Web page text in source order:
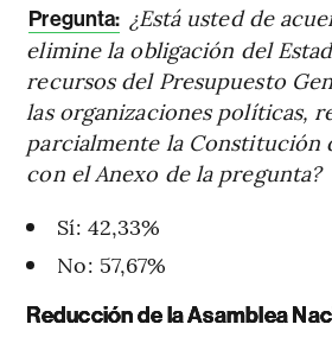
Pregunta: ¿Está usted de
elimine la obligación del
recursos del Presupuesto
las organizaciones políticas,
parcialmente la Constitución
con el Anexo de la pregunta?
Sí: 42,33%
No: 57,67%
Reducción de la Asamblea